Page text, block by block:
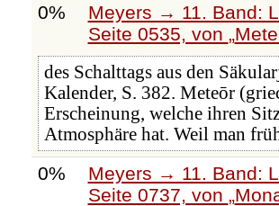
0%
Meyers → 11. Band:
Seite 0535, von
des Schalttags aus den
Kalender, S. 382. Meteōr
Erscheinung, welche ihren
Atmosphäre hat. Weil man
0%
Meyers → 11. Band:
Seite 0737, von